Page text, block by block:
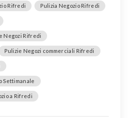
Rifredi Pulizia Negozio Rifredi
Negozi Rifredi
Pulizie Negozi commerciali Rifredi
Settimanale
a Rifredi